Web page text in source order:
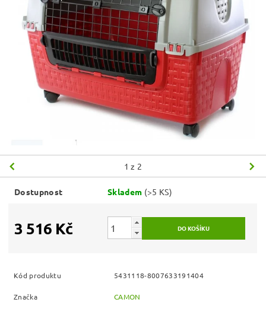
1 z 2
Dostupnost Skladem (>5 KS)
3 516 Kč
Kód produktu 5431118-8007633191404
Značka CAMON